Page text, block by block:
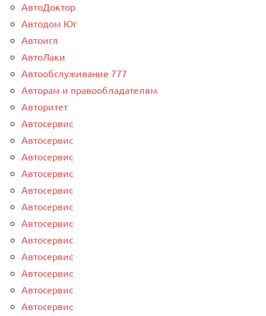
АвтоДоктор
Автодом Юг
Автоигл
АвтоЛаки
Автообслуживание 777
Авторам и правообладателям
Авторитет
Автосервис
Автосервис
Автосервис
Автосервис
Автосервис
Автосервис
Автосервис
Автосервис
Автосервис
Автосервис
Автосервис
Автосервис